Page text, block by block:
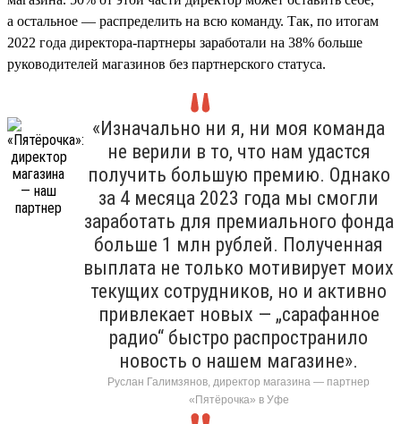
а остальное — распределить на всю команду. Так, по итогам
2022 года директора-партнеры заработали на 38% больше
руководителей магазинов без партнерского статуса.
«Изначально ни я, ни моя команда
не верили в то, что нам удастся
получить большую премию. Однако
за 4 месяца 2023 года мы смогли
заработать для премиального фонда
больше 1 млн рублей. Полученная
выплата не только мотивирует моих
текущих сотрудников, но и активно
привлекает новых — „сарафанное
радио“ быстро распространило
новость о нашем магазине».
Руслан Галимзянов, директор магазина — партнер
«Пятёрочка» в Уфе